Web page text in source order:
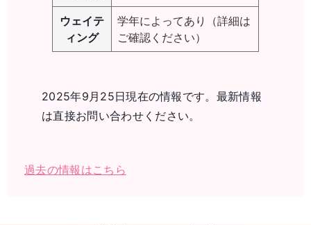
ウェイテ
ィング
学年によってあり（詳細は
ご確認ください）
2025年9月25日現在の情報です。最新情報
は直接お問い合わせください。
過去の情報はこちら